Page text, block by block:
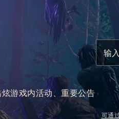
游戏内活动、重要公告
输
可通